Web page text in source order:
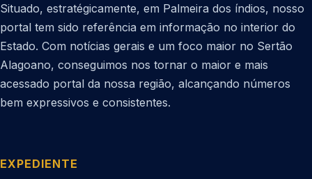
Situado, estratégicamente, em Palmeira dos índios, nosso
portal tem sido referência em informação no interior do
Estado. Com notícias gerais e um foco maior no Sertão
Alagoano, conseguimos nos tornar o maior e mais
acessado portal da nossa região, alcançando números
bem expressivos e consistentes.
EXPEDIENTE